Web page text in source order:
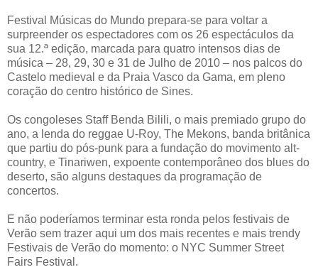
Festival Músicas do Mundo prepara-se para voltar a
surpreender os espectadores com os 26 espectáculos da
sua 12.ª edição, marcada para quatro intensos dias de
música – 28, 29, 30 e 31 de Julho de 2010 – nos palcos do
Castelo medieval e da Praia Vasco da Gama, em pleno
coração do centro histórico de Sines.
Os congoleses Staff Benda Bilili, o mais premiado grupo do
ano, a lenda do reggae U-Roy, The Mekons, banda britânica
que partiu do pós-punk para a fundação do movimento alt-
country, e Tinariwen, expoente contemporâneo dos blues do
deserto, são alguns destaques da programação de
concertos.
E não poderíamos terminar esta ronda pelos festivais de
Verão sem trazer aqui um dos mais recentes e mais trendy
Festivais de Verão do momento: o NYC Summer Street
Fairs Festival.